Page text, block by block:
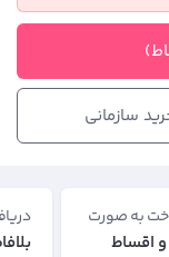
سازمانی
به صورت
اقساط